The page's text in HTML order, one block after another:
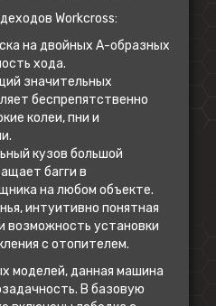
Workcross:
на двойных А-образных
хода.
значительных
беспрепятственно
колеи, пни и
кузов большой
багги в
на любом объекте.
интуитивно понятная
возможность установки
с отопителем.
моделей, данная машина
В базовую